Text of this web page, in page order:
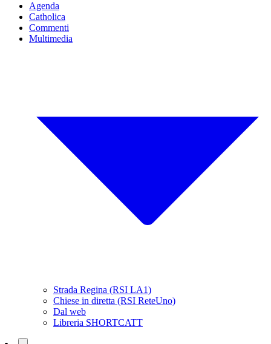
Agenda
Catholica
Commenti
Multimedia
Strada Regina (RSI LA1)
Chiese in diretta (RSI ReteUno)
Dal web
Libreria SHORTCATT